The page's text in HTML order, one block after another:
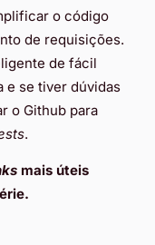
o código
de requisições.
de fácil
e se tiver dúvidas
o Github para
.
mais úteis